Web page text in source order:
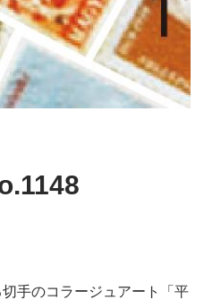
手のコラージュアート「平